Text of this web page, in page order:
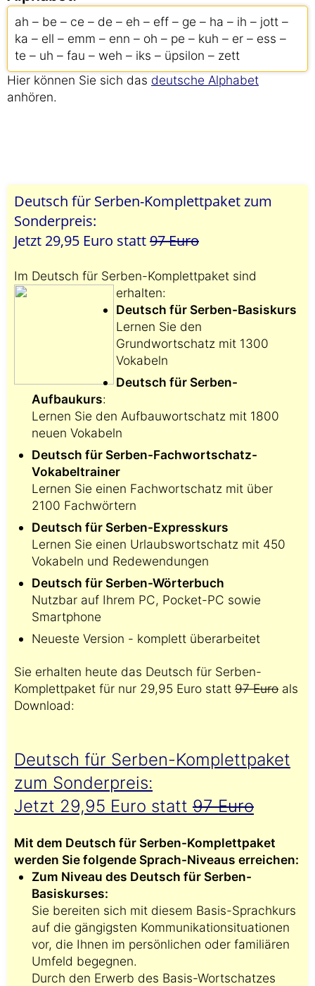
ah – be – ce – de – eh – eff – ge – ha – ih – jott –
ka – ell – emm – enn – oh – pe – kuh – er – ess –
te – uh – fau – weh – iks – üpsilon – zett
Hier können Sie sich das deutsche Alphabet
anhören.
Deutsch für Serben-Komplettpaket zum
Sonderpreis:
Jetzt 29,95 Euro statt97 Euro
Im Deutsch für Serben-Komplettpaket sind
erhalten:
Deutsch für Serben-Basiskurs
Lernen Sie den
Grundwortschatz mit 1300
Vokabeln
Deutsch für Serben-
Aufbaukurs:
Lernen Sie den Aufbauwortschatz mit 1800
neuen Vokabeln
Deutsch für Serben-Fachwortschatz-
Vokabeltrainer
Lernen Sie einen Fachwortschatz mit über
2100 Fachwörtern
Deutsch für Serben-Expresskurs
Lernen Sie einen Urlaubswortschatz mit 450
Vokabeln und Redewendungen
Deutsch für Serben-Wörterbuch
Nutzbar auf Ihrem PC, Pocket-PC sowie
Smartphone
Neueste Version - komplett überarbeitet
Sie erhalten heute das Deutsch für Serben-
Komplettpaket für nur 29,95 Euro statt 97 Euro als
Download:
Deutsch für Serben-Komplettpaket
zum Sonderpreis:
Jetzt 29,95 Euro statt 97 Euro
Mit dem Deutsch für Serben-Komplettpaket
werden Sie folgende Sprach-Niveaus erreichen:
Zum Niveau des Deutsch für Serben-
Basiskurses:
Sie bereiten sich mit diesem Basis-Sprachkurs
auf die gängigsten Kommunikationsituationen
vor, die Ihnen im persönlichen oder familiären
Umfeld begegnen.
Durch den Erwerb des Basis-Wortschatzes